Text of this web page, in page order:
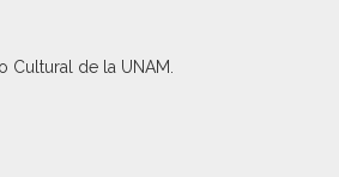
Cultural de la UNAM.